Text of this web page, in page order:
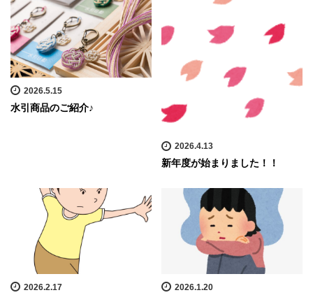
2026.5.15
水引商品のご紹介♪
2026.4.13
新年度が始まりました！！
2026.2.17 2026.1.20